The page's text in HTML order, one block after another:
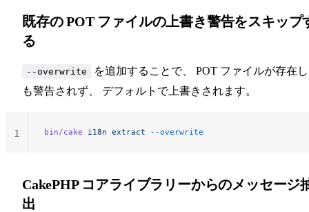
既存の POT ファイルの上書き警告をスキップ
る
--overwrite
を追加することで、 POT ファイルが存在
も警告されず、 デフォルトで上書きされます。
bin/cake i18n extract --overwrite
1
CakePHP コアライブラリーからのメッセージ
出